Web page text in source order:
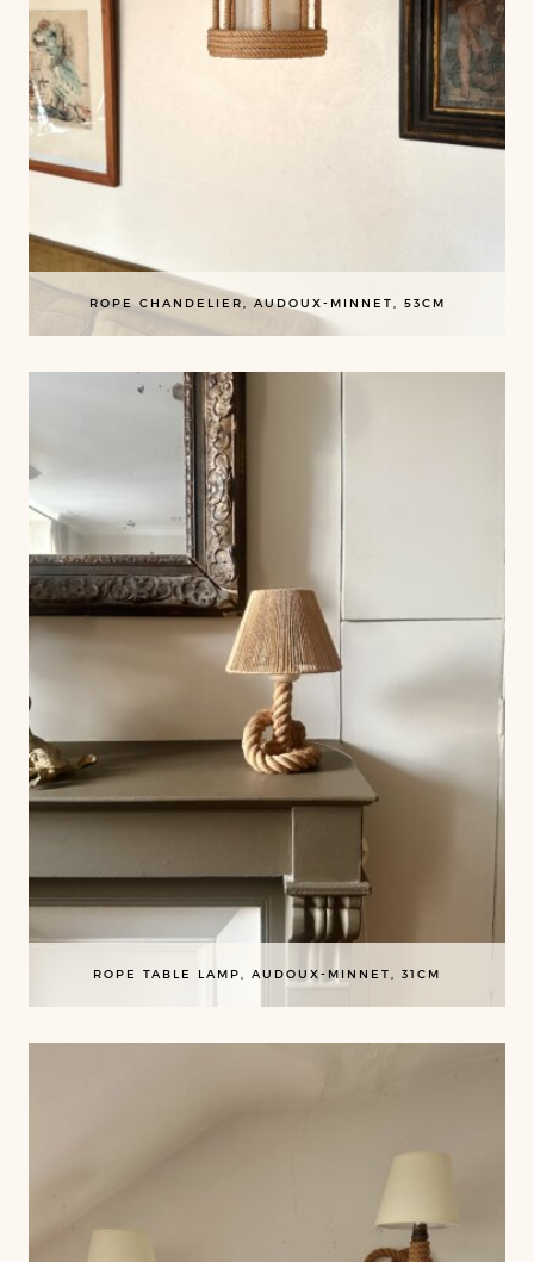
ROPE CHANDELIER, AUDOUX-MINNET, 53CM
ROPE TABLE LAMP, AUDOUX-MINNET, 31CM